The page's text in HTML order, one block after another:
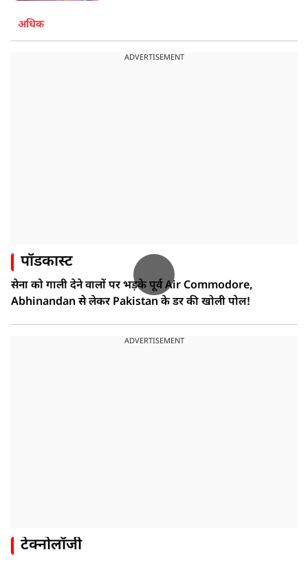
अधिक
ADVERTISEMENT
पॉडकास्ट
सेना को गाली देने वालों पर भड़के पूर्व Air Commodore,
Abhinandan से लेकर Pakistan के डर की खोली पोल!
ADVERTISEMENT
टेक्नोलॉजी